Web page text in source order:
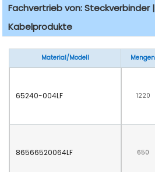
Fachvertrieb von: Steckverbinder
Kabelprodukte
Material/Modell Mengen
65240-004LF 1220
86566520064LF 650